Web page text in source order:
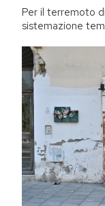
Per il terremoto
sistemazione